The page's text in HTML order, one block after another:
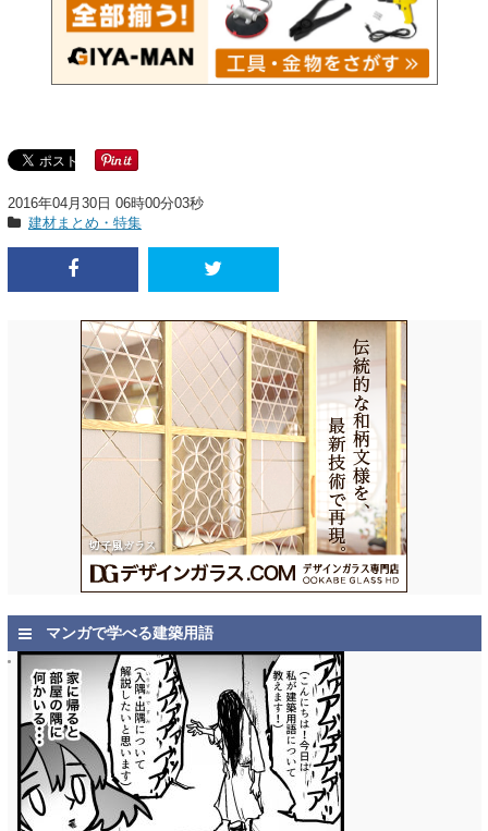
2016年04月30日 06時00分03秒
建材まとめ・特集
マンガで学べる建築用語